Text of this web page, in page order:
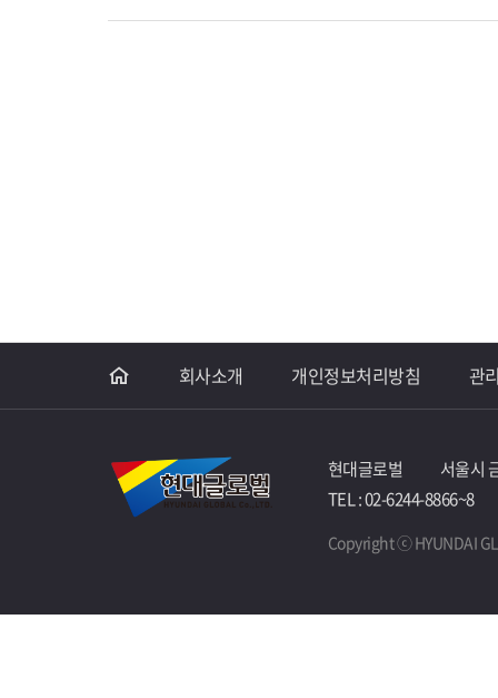
회사소개 개인정보처리방침 관
현대글로벌
서울시
TEL : 02-6244-8866~8
Copyright ⓒ HYUNDAI